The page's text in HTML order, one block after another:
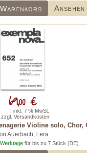
Ansehen
Violine solo, Chor,
Auerbach, Lera
für bis zu 7 Stück (DE)
69,00 €
inkl. 7 % MwSt.
zzgl. Versandkosten